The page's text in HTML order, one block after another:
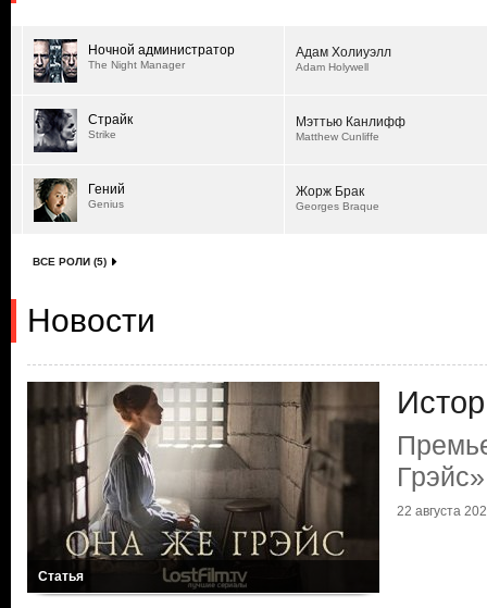
Ночной администратор
The Night Manager
Адам Холиуэлл
Adam Holywell
Страйк
Strike
Мэттью Канлифф
Matthew Cunliffe
Гений
Genius
Жорж Брак
Georges Braque
ВСЕ РОЛИ (5)
Новости
Статья
Грэйс»
22 августа